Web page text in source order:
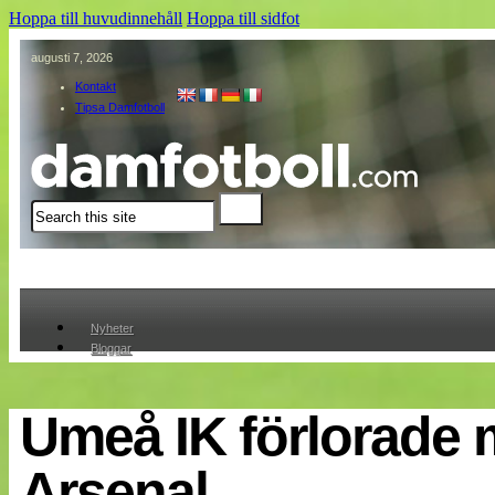
Hoppa till huvudinnehåll Hoppa till sidfot
augusti 7, 2026
Kontakt
Tipsa Damfotboll
Sök
Nyheter
Bloggar
Cuper
Medlemmar
Medlemsbilder
Om oss
Umeå IK förlorade